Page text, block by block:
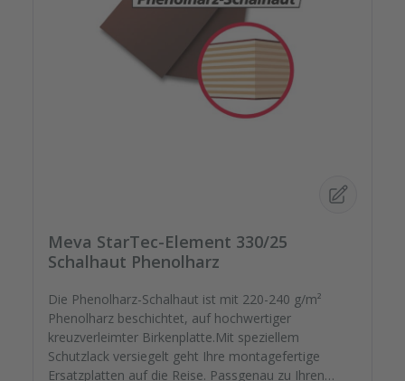
Meva StarTec-Element 330/25
Schalhaut Phenolharz
Die Phenolharz-Schalhaut ist mit 220-240 g/m²
Phenolharz beschichtet, auf hochwertiger
kreuzverleimter Birkenplatte.Mit speziellem
Schutzlack versiegelt geht Ihre montagefertige
Ersatzplatten auf die Reise. Passgenau zu Ihren